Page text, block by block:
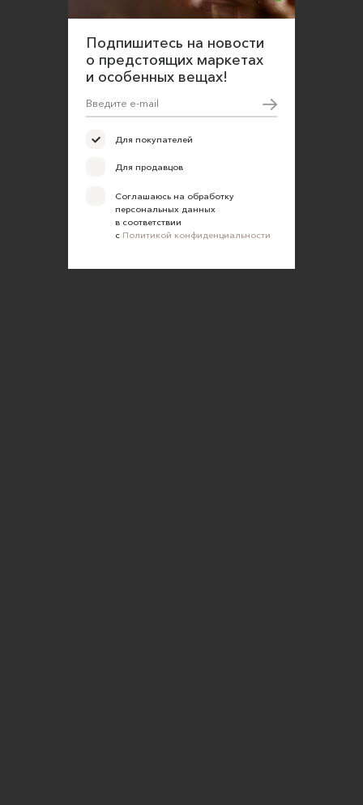
Оферта для продавцов
Оферта для покупателей
Политика конфиденциальности
Согласие на обработку персональных данных
Подпишитесь на новости
о предстоящих маркетах
и особенных вещах!
Для покупателей
Для продавцов
Соглашаюсь на обработку
персональных данных
в соответствии
с Политикой конфиденциальности